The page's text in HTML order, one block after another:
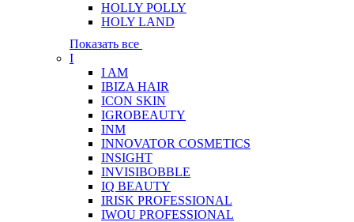
HOLLY POLLY
HOLY LAND
Показать все
I
I AM
IBIZA HAIR
ICON SKIN
IGROBEAUTY
INM
INNOVATOR COSMETICS
INSIGHT
INVISIBOBBLE
IQ BEAUTY
IRISK PROFESSIONAL
IWOU PROFESSIONAL